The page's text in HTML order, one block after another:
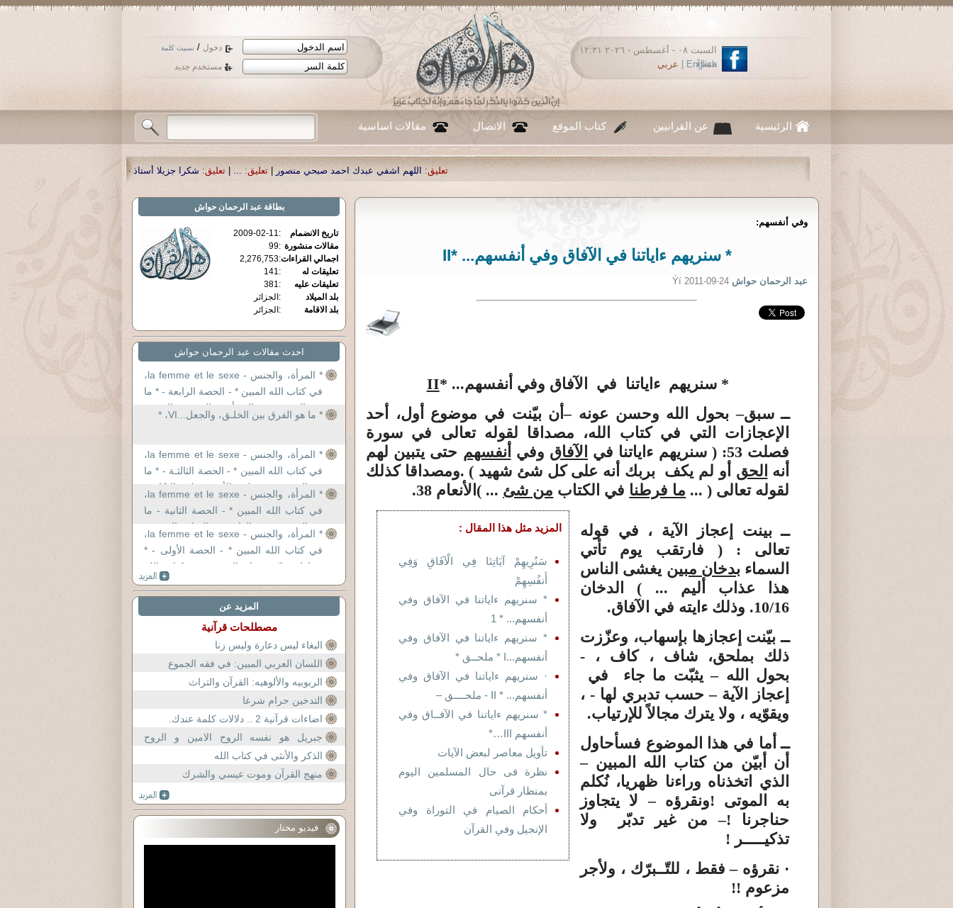
دخول / نسيت كلمة
مستخدم جديد
السبت ٠٨ - أغسطس - ٢٠٢٦ ١٢:٣١
مساءً
English عربي
الرئيسية عن القرانيين كتاب الموقع الاتصال مقالات اساسية
اللهم اشفي عبدك احمد صبحي منصور|تعليق: ... تعليق: شكرا جزيلا أستاذ حمد الحمد .أكرمكم الله .|تعليق:
وفي أنفسهم:
* سنريهم ءاياتنا في الآفاق وفي أنفسهم... *II
عبد الرحمان حواش Ýí 2011-09-24
* سنريهم ءاياتنا في الآفاق وفي أنفسهم... *II
ــ سبق– بحول الله وحسن عونه –أن بيّنت في موضوع أول، أحد
الإعجازات التي في كتاب الله، مصداقا لقوله تعالى في سورة
فصلت 53:
( سنريهم ءاياتنا في الآفاق وفي أنفسهم حتى يتبين لهم
أنه الحق أو لم يكف بربك أنه على كل شئ شهيد ) .ومصداقا كذلك
لقوله تعالى ( ... ما فرطنا في الكتاب من شئ ... ) الأنعام 38.
المزيد مثل هذا المقال :
سَنُرِيهِمْ آيَاتِنَا فِي الْآفَاقِ وَفِي
أَنفُسِهِمْ
* سنريهم ءاياتنا في الآفاق وفي
أنفسهم... * 1
* سنريهم ءاياتنا في الآفاق وفي
أنفسهم...I * ملحــق *
· سنريهم ءاياتنا في الآفاق وفي
أنفسهم... * II - ملحــــق –
* سنريهم ءاياتنا في الآفــاق وفي
أنفسهم III…*
تأويل معاصر لبعض الآيات
نظرة فى حال المسلمين اليوم
بمنظار قرآنى
أحكام الصيام في التوراة وفي
الإنجيل وفي القرآن
ــ بينت
إعجاز الآية ، في قوله
تعالى :( فارتقب يوم تأتي
السماءبدخان مبين يغشى الناس
هذا عذاب أليم ... )
الدخان
10/16. وذلك ءايته في
الآفاق.
ــ بيّنت إعجازها بإسهاب، وعزّزت
ذلك بملحق، شاف ، كاف ، -
بحول الله – يثبّت ما جاء في
إعجاز الآية – حسب تدبري لها - ،
ويقوّيه ، ولا يترك مجالاً للإرتياب.
ــ أما في هذا الموضوع فسأحاول
أن أبيّن من كتاب الله المبين –
الذي اتخذناه وراءنا ظهريا، نُكلم
به الموتى !ونقرؤه – لا يتجاوز
حناجرنا !– من غير تدبّر ولا
تذكيـــــر !
· نقرؤه – فقط ، للتّــبرّك ، ولأجر
مزعوم !!
بطاقةعبد الرحمان حواش
تاريخ الانضمام :
2009-02-11
مقالات منشورة :
99
اجمالي القراءات:
2,276,753
تعليقات له
:
141
تعليقات عليه
:
381
بلد الميلاد
: الجزائر
بلد الاقامة
: الجزائر
احدث مقالات عبد الرحمان حواش
* المرأة، والجنس - la femme et le sexe،
في كتاب الله المبين * - الحصة الرابعة - * ما
هو الفرق بين السوأة، والفرج، والعورة،
والسبيل *
* ما هو الفرق بين الخلـق، والجعل...VI، *
* المرأة، والجنس - la femme et le sexe،
في كتاب الله المبين * - الحصة الثالثـة - * ما
هو الفرق بين : بلوغ الأشد - بلوغ النكاح -
الحُـلـُم – الفـُـتوّة *
* المرأة، والجنس - la femme et le sexe،
في كتاب الله المبين * - الحصة الثانية - ما
هو الفرق بين : الفاحشة- الزنا - المتعة -
البغاء - الفسق – والمسافحة-
* المرأة، والجنس - la femme et le sexe،
في كتاب الله المبين * - الحصة الأولى - *
محاولة تدبّـر: زواج المتعـة، من كتاب الله
المبين *
المزيد عن
مصطلحات قرآنية
البغاء ليس دعارة وليس زنا
اللسان العربي المبين: في فقه الجموع
الربوبيه والألوهيه: القرآن والتراث
التدخين حرام شرعا
اضاءات قرآنية 2 .. دلالات كلمة عندك.
جبريل هو نفسه الروح الامين و الروح
القدس و هو من الملائكه بل من كبرائه
الذكر والأنثى في كتاب الله
منهج القرآن وموت عيسي والشرك
فيديو مختار